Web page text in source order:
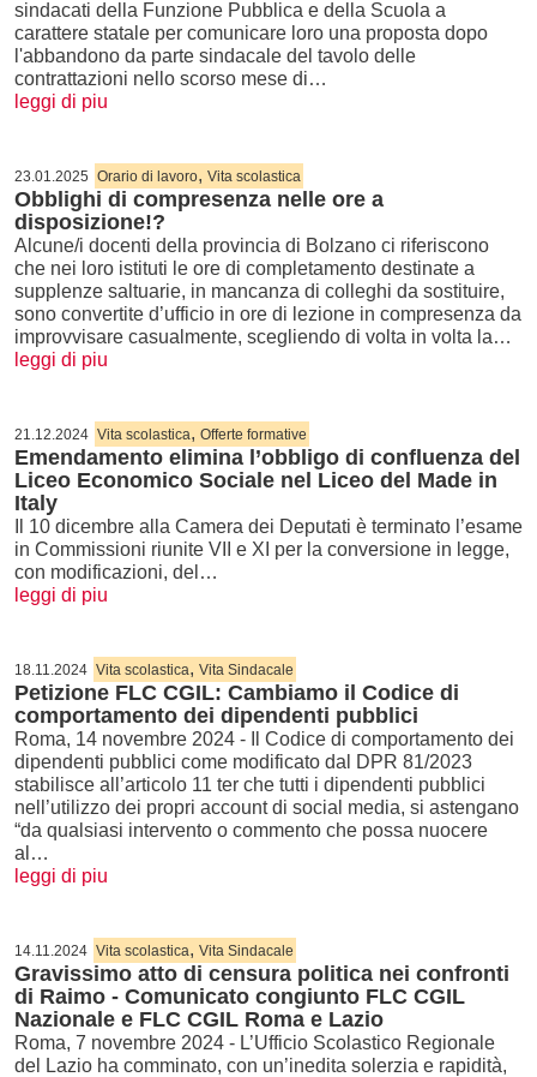
sindacati della Funzione Pubblica e della Scuola a
carattere statale per comunicare loro una proposta dopo
l'abbandono da parte sindacale del tavolo delle
contrattazioni nello scorso mese di…
leggi di piu
23.01.2025 Orario di lavoro, Vita scolastica
Obblighi di compresenza nelle ore a
disposizione!?
Alcune/i docenti della provincia di Bolzano ci riferiscono
che nei loro istituti le ore di completamento destinate a
supplenze saltuarie, in mancanza di colleghi da sostituire,
sono convertite d’ufficio in ore di lezione in compresenza da
improvvisare casualmente, scegliendo di volta in volta la…
leggi di piu
21.12.2024 Vita scolastica, Offerte formative
Emendamento elimina l’obbligo di confluenza del
Liceo Economico Sociale nel Liceo del Made in
Italy
Il 10 dicembre alla Camera dei Deputati è terminato l’esame
in Commissioni riunite VII e XI per la conversione in legge,
con modificazioni, del…
leggi di piu
18.11.2024 Vita scolastica, Vita Sindacale
Petizione FLC CGIL: Cambiamo il Codice di
comportamento dei dipendenti pubblici
Roma, 14 novembre 2024 - Il Codice di comportamento dei
dipendenti pubblici come modificato dal DPR 81/2023
stabilisce all’articolo 11 ter che tutti i dipendenti pubblici
nell’utilizzo dei propri account di social media, si astengano
“da qualsiasi intervento o commento che possa nuocere
al…
leggi di piu
14.11.2024 Vita scolastica, Vita Sindacale
Gravissimo atto di censura politica nei confronti
di Raimo - Comunicato congiunto FLC CGIL
Nazionale e FLC CGIL Roma e Lazio
Roma, 7 novembre 2024 - L’Ufficio Scolastico Regionale
del Lazio ha comminato, con un’inedita solerzia e rapidità,